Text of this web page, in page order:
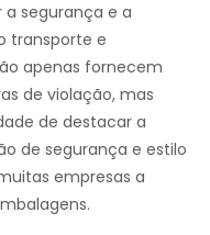
segurança e a
transporte e
apenas fornecem
de violação, mas
de destacar a
de segurança e estilo
empresas a